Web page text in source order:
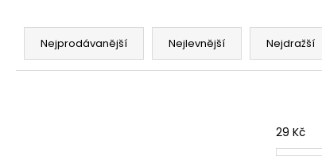
Ř
z
Nejprodávanější Nejlevnější Nejdražší
29 Kč